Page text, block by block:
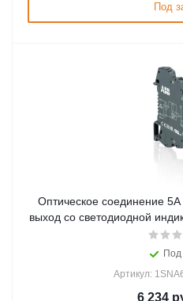
Под
Оптическое соединение
выход со светодиодной
Под
Артикул:
6 234